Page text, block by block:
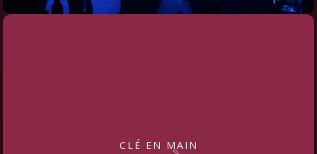
CLÉ EN MAIN